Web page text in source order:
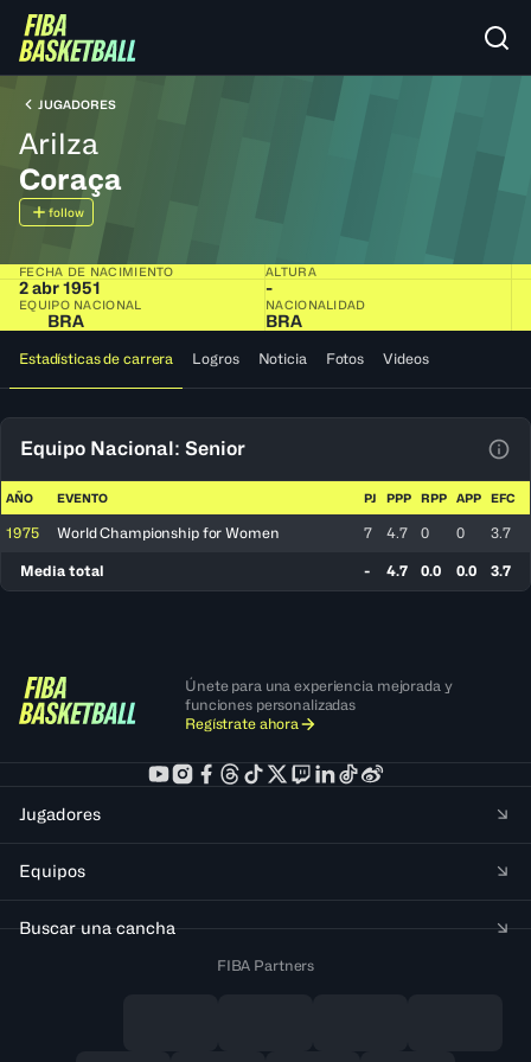
JUGADORES
Arilza
Coraça
follow
FECHA DE NACIMIENTO
2 abr 1951
ALTURA
-
EQUIPO NACIONAL
BRA
NACIONALIDAD
BRA
Estadísticas de carrera Logros Noticia Fotos Videos
Equipo Nacional: Senior
AÑO EVENTO PJ PPP RPP APP EFC
1975 World Championship for Women 7 4.7 0 0 3.7
Media total - 4.7 0.0 0.0 3.7
Únete para una experiencia mejorada y
funciones personalizadas
Regístrate ahora
Jugadores
Equipos
Buscar una cancha
FIBA Partners